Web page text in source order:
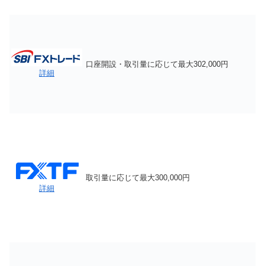
詳細
口座開設・取引量に応じて最大302,000円
詳細
取引量に応じて最大300,000円